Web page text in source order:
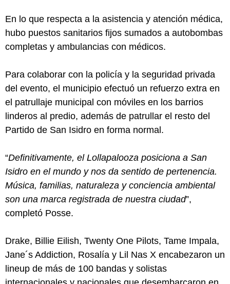
En lo que respecta a la asistencia y atención médica,
hubo puestos sanitarios fijos sumados a autobombas
completas y ambulancias con médicos.
Para colaborar con la policía y la seguridad privada
del evento, el municipio efectuó un refuerzo extra en
el patrullaje municipal con móviles en los barrios
linderos al predio, además de patrullar el resto del
Partido de San Isidro en forma normal.
“Definitivamente, el Lollapalooza posiciona a San
Isidro en el mundo y nos da sentido de pertenencia.
Música, familias, naturaleza y conciencia ambiental
son una marca registrada de nuestra ciudad”,
completó Posse.
Drake, Billie Eilish, Twenty One Pilots, Tame Impala,
Jane´s Addiction, Rosalía y Lil Nas X encabezaron un
lineup de más de 100 bandas y solistas